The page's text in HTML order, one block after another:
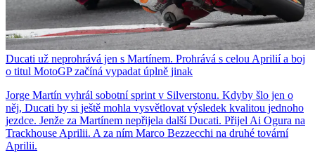
Ducati už neprohrává jen s Martínem. Prohrává s celou Aprilií a boj
o titul MotoGP začíná vypadat úplně jinak
Jorge Martín vyhrál sobotní sprint v Silverstonu. Kdyby šlo jen o
něj, Ducati by si ještě mohla vysvětlovat výsledek kvalitou jednoho
jezdce. Jenže za Martínem nepřijela další Ducati. Přijel Ai Ogura na
Trackhouse Aprilii. A za ním Marco Bezzecchi na druhé tovární
Aprilii.